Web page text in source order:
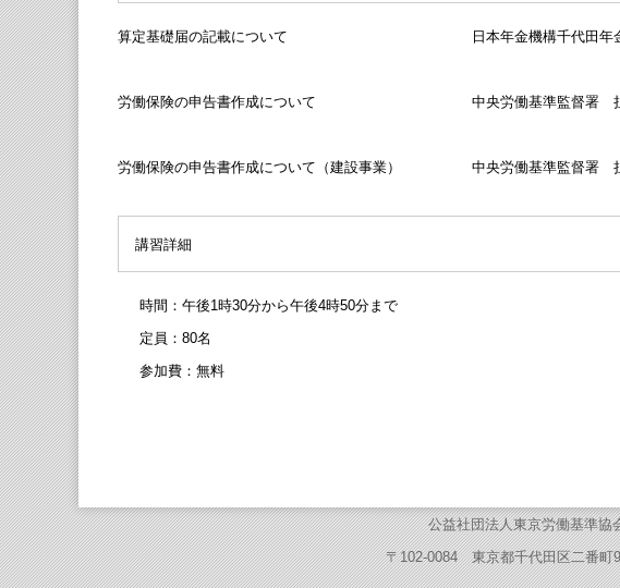
算定基礎届の記載について 日本年金機構千代田年金
労働保険の申告書作成について 中央労働基準監督署 担
労働保険の申告書作成について（建設事業） 中央労働基準監督署
講習詳細
時間：午後1時30分から午後4時50分まで
定員：80名
参加費：無料
公益社団法人東京労働基準
〒102-0084 東京都千代田区二番